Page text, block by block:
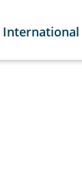
International